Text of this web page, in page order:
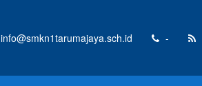
info@smkn1tarumajaya.sch.id -